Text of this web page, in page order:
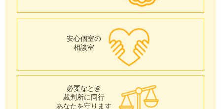
安心個室の
相談室
必要なとき
裁判所に同行
あなたを守ります